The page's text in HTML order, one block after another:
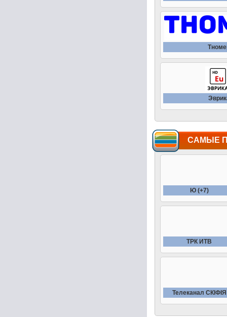
САМЫЕ
Ю (+7)
ТРК ИТВ
Телеканал СКIФIЯ